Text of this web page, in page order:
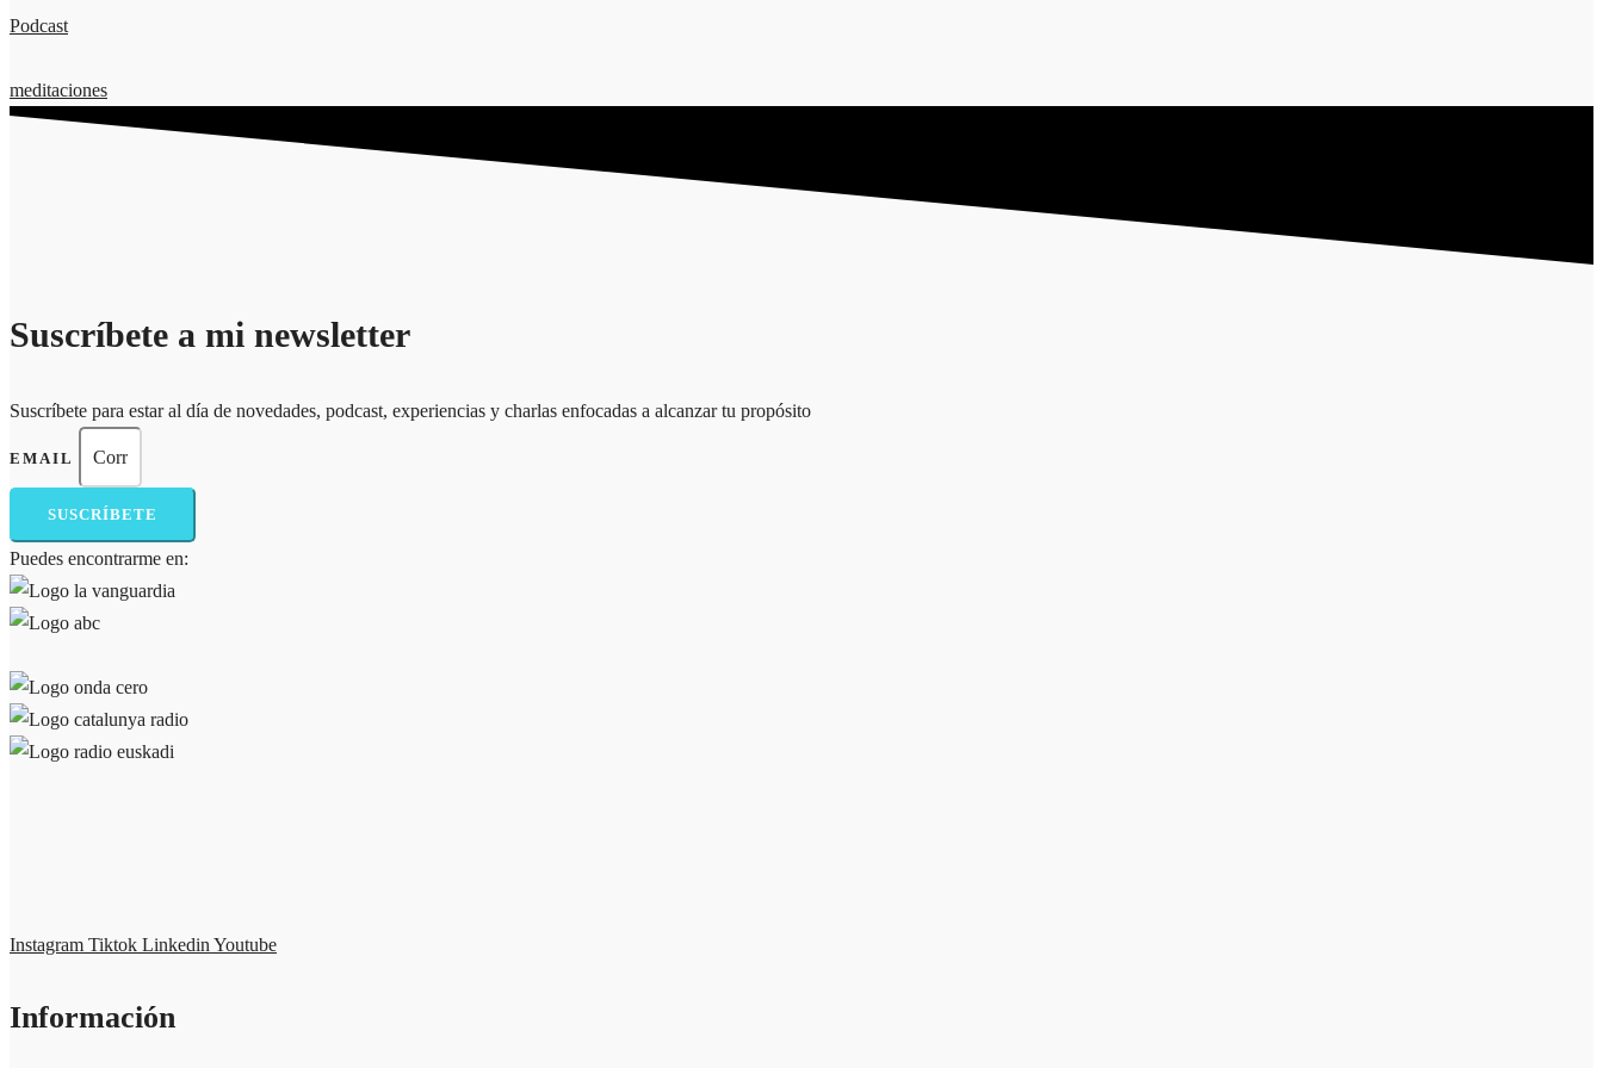
Podcast
meditaciones
Suscríbete a mi newsletter
Suscríbete para estar al día de novedades, podcast, experiencias y charlas enfocadas a alcanzar tu propósito
EMAIL
SUSCRÍBETE
Puedes encontrarme en:
Instagram Tiktok Linkedin Youtube
Información